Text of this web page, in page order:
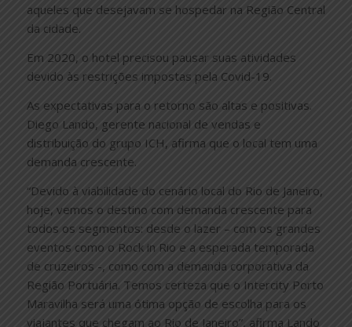
aqueles que desejavam se hospedar na Região Central
da cidade.
Em 2020, o hotel precisou pausar suas atividades
devido às restrições impostas pela Covid-19.
As expectativas para o retorno são altas e positivas.
Diego Lando, gerente nacional de vendas e
distribuição do grupo ICH, afirma que o local tem uma
demanda crescente.
“Devido à viabilidade do cenário local do Rio de Janeiro,
hoje, vemos o destino com demanda crescente para
todos os segmentos: desde o lazer – com os grandes
eventos como o Rock in Rio e a esperada temporada
de cruzeiros -, como com a demanda corporativa da
Região Portuária. Temos certeza que o Intercity Porto
Maravilha será uma ótima opção de escolha para os
viajantes que chegam ao Rio de Janeiro”, afirma Lando